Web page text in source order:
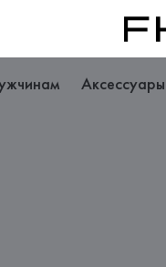
Аксессуары